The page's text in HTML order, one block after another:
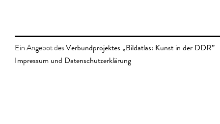
Ein Angebot desVerbundprojektes „Bildatlas: Kunst in der DDR”
Impressum und Datenschutzerklärung